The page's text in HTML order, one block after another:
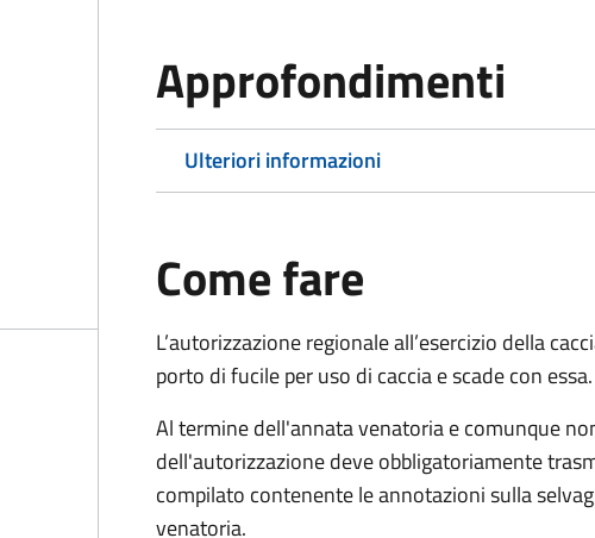
Approfondimenti
Ulteriori informazioni
Come fare
L’autorizzazione regionale all’esercizio della
porto di fucile per uso di caccia e scade con essa.
Al termine dell'annata venatoria e comunque
dell'autorizzazione deve obbligatoriamente
compilato contenente le annotazioni sulla
venatoria.